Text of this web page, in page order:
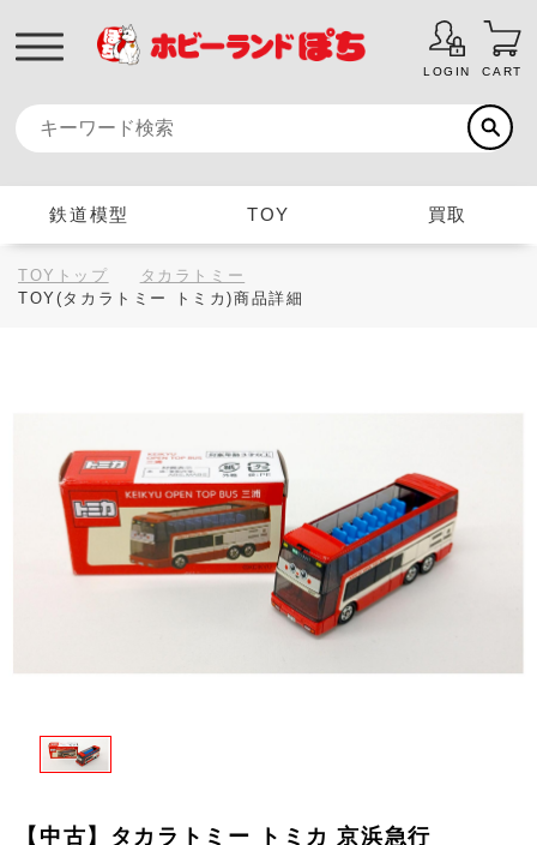
LOGIN CART
鉄道模型 TOY 買取
TOYトップ
タカラトミー
TOY(タカラトミー トミカ)商品詳細
【中古】タカラトミー トミカ 京浜急行